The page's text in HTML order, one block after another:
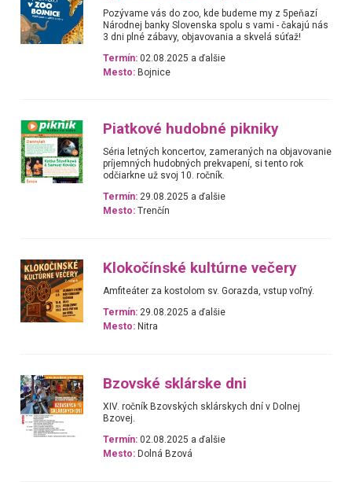
Pozývame vás do zoo, kde budeme my z 5peňazí
Národnej banky Slovenska spolu s vami - čakajú nás
3 dni plné zábavy, objavovania a skvelá súťaž!
Termín: 02.08.2025 a ďalšie
Mesto: Bojnice
Piatkové hudobné pikniky
Séria letných koncertov, zameraných na objavovanie
príjemných hudobných prekvapení, si tento rok
odčiarkne už svoj 10. ročník.
Termín: 29.08.2025 a ďalšie
Mesto: Trenčín
Klokočínské kultúrne večery
Amfiteáter za kostolom sv. Gorazda, vstup voľný.
Termín: 29.08.2025 a ďalšie
Mesto: Nitra
Bzovské sklárske dni
XIV. ročník Bzovských sklárskych dní v Dolnej
Bzovej.
Termín: 02.08.2025 a ďalšie
Mesto: Dolná Bzová